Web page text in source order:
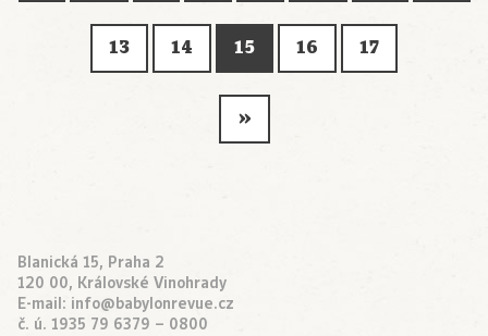
13 14 15 16 17
»
Blanická 15, Praha 2
120 00, Královské Vinohrady
E-mail: info@babylonrevue.cz
č. ú. 1935 79 6379 – 0800